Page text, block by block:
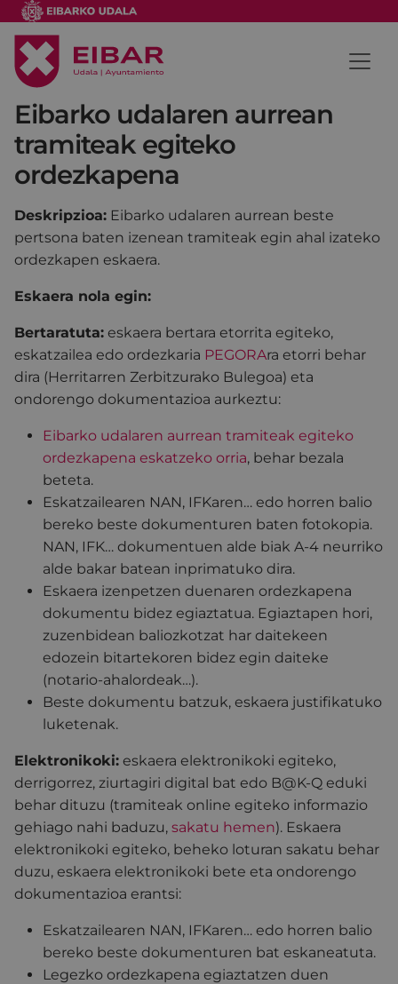
Eibarko udalaren aurrean
tramiteak egiteko
ordezkapena
Deskripzioa: Eibarko udalaren aurrean beste
pertsona baten izenean tramiteak egin ahal izateko
ordezkapen eskaera.
Eskaera nola egin:
Bertaratuta: eskaera bertara etorrita egiteko,
eskatzailea edo ordezkaria PEGORAra etorri behar
dira (Herritarren Zerbitzurako Bulegoa) eta
ondorengo dokumentazioa aurkeztu:
Eibarko udalaren aurrean tramiteak egiteko
ordezkapena eskatzeko orria, behar bezala
beteta.
Eskatzailearen NAN, IFKaren… edo horren balio
bereko beste dokumenturen baten fotokopia.
NAN, IFK… dokumentuen alde biak A-4 neurriko
alde bakar batean inprimatuko dira.
Eskaera izenpetzen duenaren ordezkapena
dokumentu bidez egiaztatua. Egiaztapen hori,
zuzenbidean baliozkotzat har daitekeen
edozein bitartekoren bidez egin daiteke
(notario-ahalordeak…).
Beste dokumentu batzuk, eskaera justifikatuko
luketenak.
Elektronikoki: eskaera elektronikoki egiteko,
derrigorrez, ziurtagiri digital bat edo B@K-Q eduki
behar dituzu (tramiteak online egiteko informazio
gehiago nahi baduzu, sakatu hemen). Eskaera
elektronikoki egiteko, beheko loturan sakatu behar
duzu, eskaera elektronikoki bete eta ondorengo
dokumentazioa erantsi:
Eskatzailearen NAN, IFKaren… edo horren balio
bereko beste dokumenturen bat eskaneatuta.
Legezko ordezkapena egiaztatzen duen